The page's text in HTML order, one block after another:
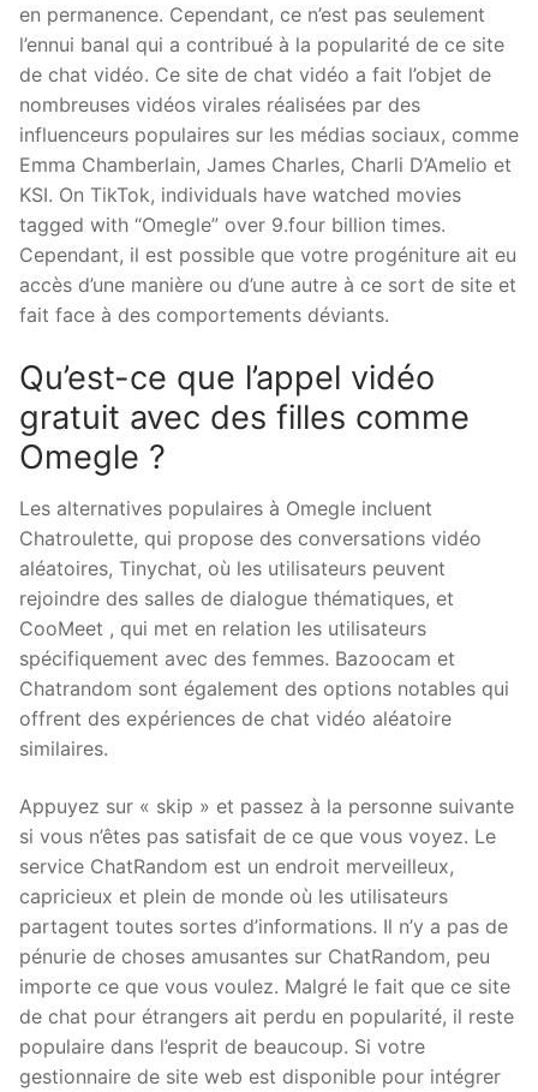
en permanence. Cependant, ce n’est pas seulement
l’ennui banal qui a contribué à la popularité de ce site
de chat vidéo. Ce site de chat vidéo a fait l’objet de
nombreuses vidéos virales réalisées par des
influenceurs populaires sur les médias sociaux, comme
Emma Chamberlain, James Charles, Charli D’Amelio et
KSI. On TikTok, individuals have watched movies
tagged with “Omegle” over 9.four billion times.
Cependant, il est possible que votre progéniture ait eu
accès d’une manière ou d’une autre à ce sort de site et
fait face à des comportements déviants.
Qu’est-ce que l’appel vidéo
gratuit avec des filles comme
Omegle ?
Les alternatives populaires à Omegle incluent
Chatroulette, qui propose des conversations vidéo
aléatoires, Tinychat, où les utilisateurs peuvent
rejoindre des salles de dialogue thématiques, et
CooMeet , qui met en relation les utilisateurs
spécifiquement avec des femmes. Bazoocam et
Chatrandom sont également des options notables qui
offrent des expériences de chat vidéo aléatoire
similaires.
Appuyez sur « skip » et passez à la personne suivante
si vous n’êtes pas satisfait de ce que vous voyez. Le
service ChatRandom est un endroit merveilleux,
capricieux et plein de monde où les utilisateurs
partagent toutes sortes d’informations. Il n’y a pas de
pénurie de choses amusantes sur ChatRandom, peu
importe ce que vous voulez. Malgré le fait que ce site
de chat pour étrangers ait perdu en popularité, il reste
populaire dans l’esprit de beaucoup. Si votre
gestionnaire de site web est disponible pour intégrer